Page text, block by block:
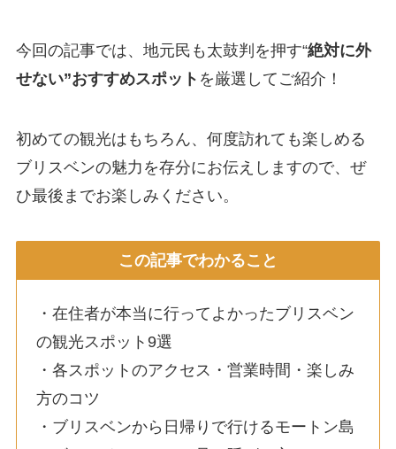
今回の記事では、地元民も太鼓判を押す“絶対に外
せない”おすすめスポット を厳選してご紹介！
初めての観光はもちろん、何度訪れても楽しめる
ブリスベンの魅力を存分にお伝えしますので、ぜ
ひ最後までお楽しみください。
この記事でわかること
・在住者が本当に行ってよかったブリスベン
の観光スポット9選
・各スポットのアクセス・営業時間・楽しみ
方のコツ
・ブリスベンから日帰りで行けるモートン島